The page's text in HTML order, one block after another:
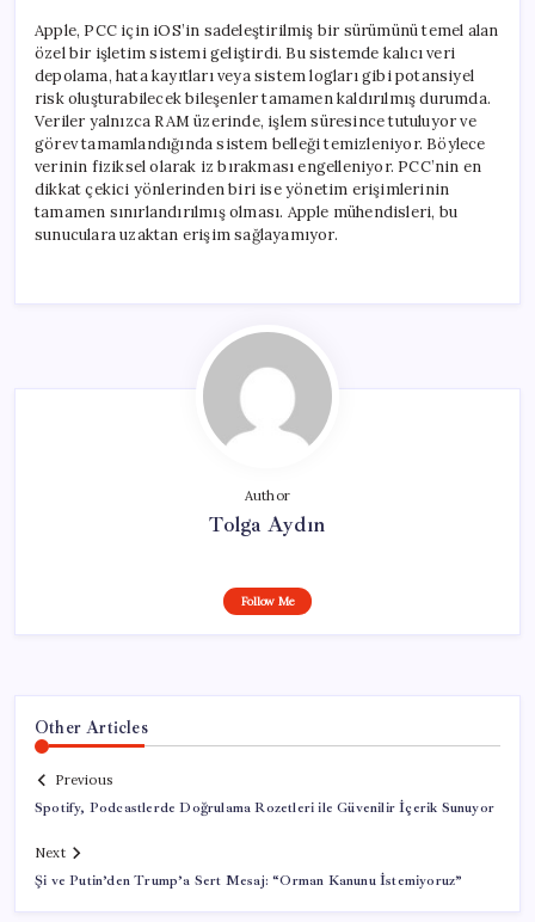
Apple, PCC için iOS’in sadeleştirilmiş bir sürümünü temel alan
özel bir işletim sistemi geliştirdi. Bu sistemde kalıcı veri
depolama, hata kayıtları veya sistem logları gibi potansiyel
risk oluşturabilecek bileşenler tamamen kaldırılmış durumda.
Veriler yalnızca RAM üzerinde, işlem süresince tutuluyor ve
görev tamamlandığında sistem belleği temizleniyor. Böylece
verinin fiziksel olarak iz bırakması engelleniyor. PCC’nin en
dikkat çekici yönlerinden biri ise yönetim erişimlerinin
tamamen sınırlandırılmış olması. Apple mühendisleri, bu
sunuculara uzaktan erişim sağlayamıyor.
Author
Tolga Aydın
Follow Me
Other Articles
Previous
Spotify, Podcastlerde Doğrulama Rozetleri ile Güvenilir İçerik Sunuyor
Next
Şi ve Putin’den Trump’a Sert Mesaj: “Orman Kanunu İstemiyoruz”